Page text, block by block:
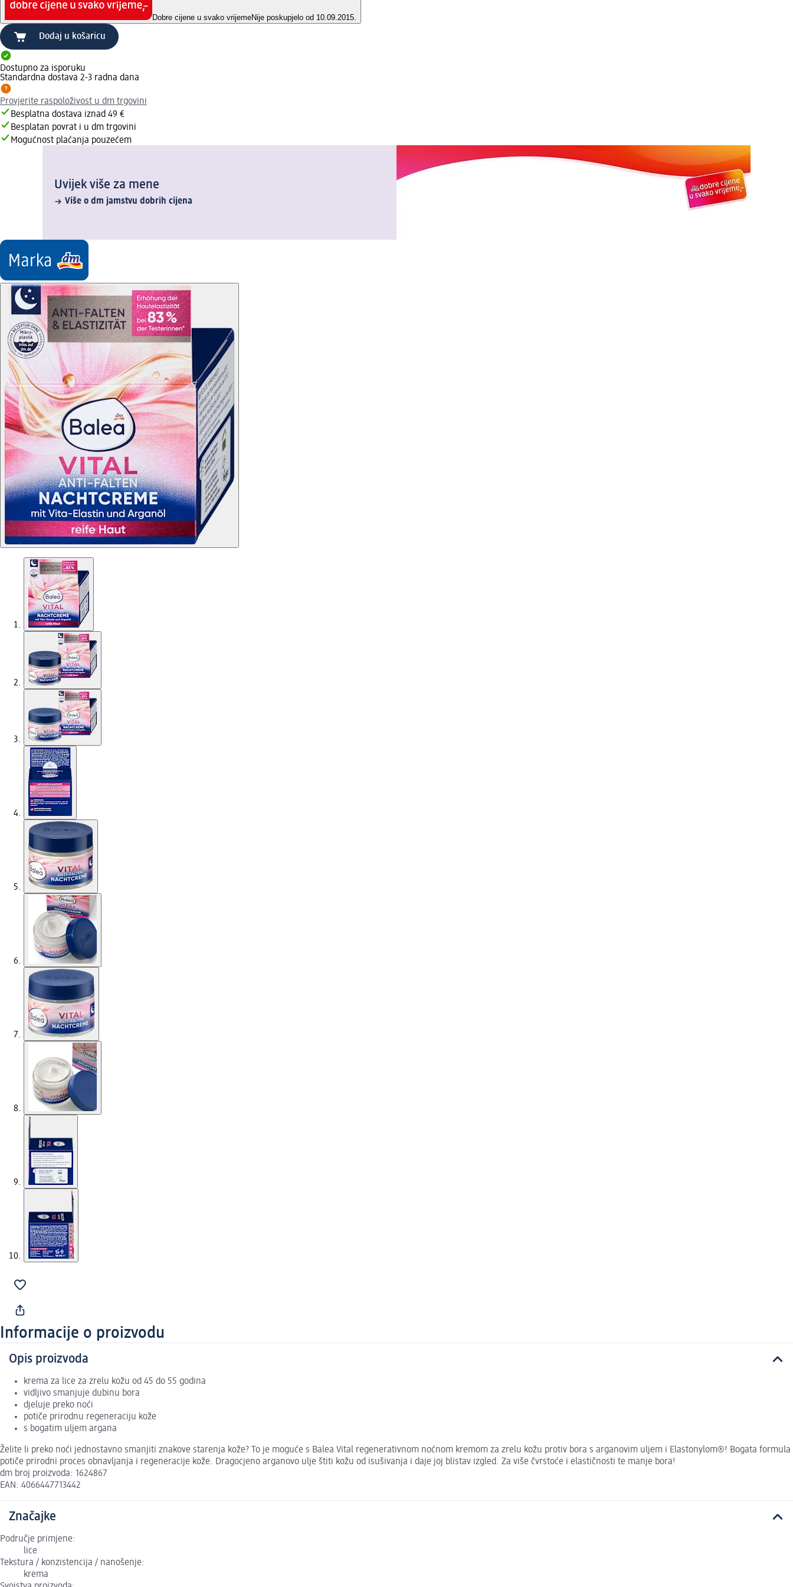
Dobre cijene u svako vrijemeNije poskupjelo od 10.09.2015.
Dodaj u košaricu
Dostupno za isporuku
Standardna dostava 2-3 radna dana
Provjerite raspoloživost u dm trgovini
Besplatna dostava iznad 49 €
Besplatan povrat i u dm trgovini
Mogućnost plaćanja pouzećem
Uvijek više za mene
Više o dm jamstvu dobrih cijena
Informacije o proizvodu
Opis proizvoda
krema za lice za zrelu kožu od 45 do 55 godina
vidljivo smanjuje dubinu bora
djeluje preko noći
potiče prirodnu regeneraciju kože
s bogatim uljem argana
Želite li preko noći jednostavno smanjiti znakove starenja kože? To je moguće s Balea Vital regenerativnom noćnom kremom za zrelu kožu protiv bora s arganovim uljem i Elastonylom®! Bogata formula
potiče prirodni proces obnavljanja i regeneracije kože. Dragocjeno arganovo ulje štiti kožu od isušivanja i daje joj blistav izgled. Za više čvrstoće i elastičnosti te manje bora!
dm broj proizvoda: 1624867
EAN: 4066447713442
Značajke
Područje primjene:
lice
Tekstura / konzistencija / nanošenje:
krema